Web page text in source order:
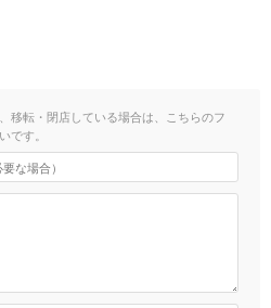
移転・閉店している場合は、こちらのフ
です。